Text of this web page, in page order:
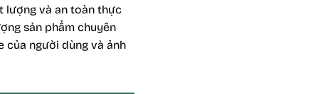
lượng và an toàn thực
sản phẩm chuyên
của người dùng và ảnh